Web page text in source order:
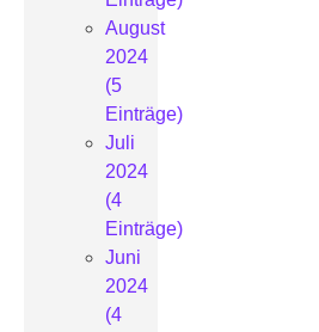
August
2024
(5
Einträge)
Juli
2024
(4
Einträge)
Juni
2024
(4